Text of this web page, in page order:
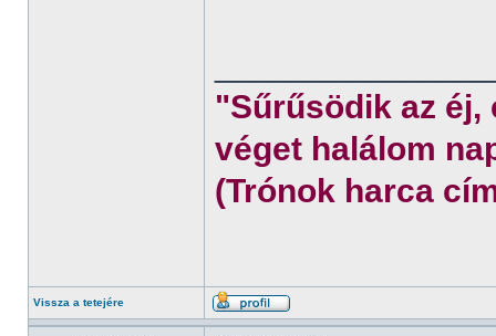
"Sűrűsödik az éj,
véget halálom
(Trónok harca
Vissza a tetejére